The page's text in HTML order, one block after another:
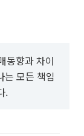
동향과 차이
는 모든 책임
.